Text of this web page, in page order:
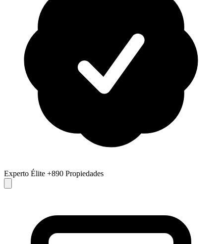
Experto Élite +890 Propiedades